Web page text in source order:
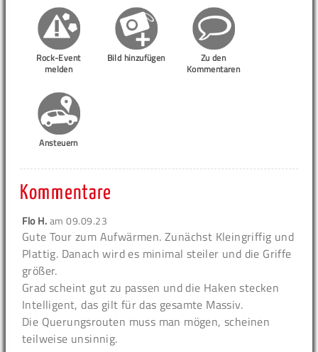
Rock-Event
melden
Bild hinzufügen
Zu den
Kommentaren
Ansteuern
Kommentare
Flo H.am09.09.23
Gute Tour zum Aufwärmen. Zunächst Kleingriffig und
Plattig. Danach wird es minimal steiler und die Griffe
größer.
Grad scheint gut zu passen und die Haken stecken
Intelligent, das gilt für das gesamte Massiv.
Die Querungsrouten muss man mögen, scheinen
teilweise unsinnig.